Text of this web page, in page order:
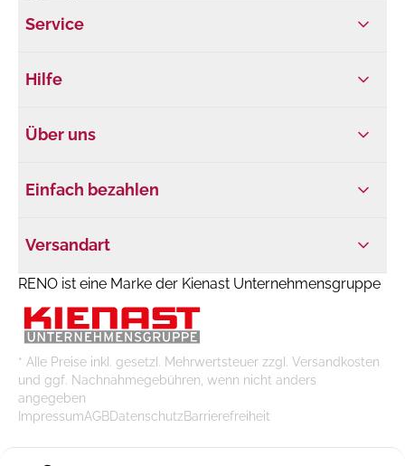
Service
Hilfe
Über uns
Einfach bezahlen
Versandart
RENO ist eine Marke der Kienast Unternehmensgruppe
* Alle Preise inkl. gesetzl. Mehrwertsteuer zzgl. Versandkosten
und ggf. Nachnahmegebühren, wenn nicht anders
angegeben
ImpressumAGBDatenschutzBarrierefreiheit